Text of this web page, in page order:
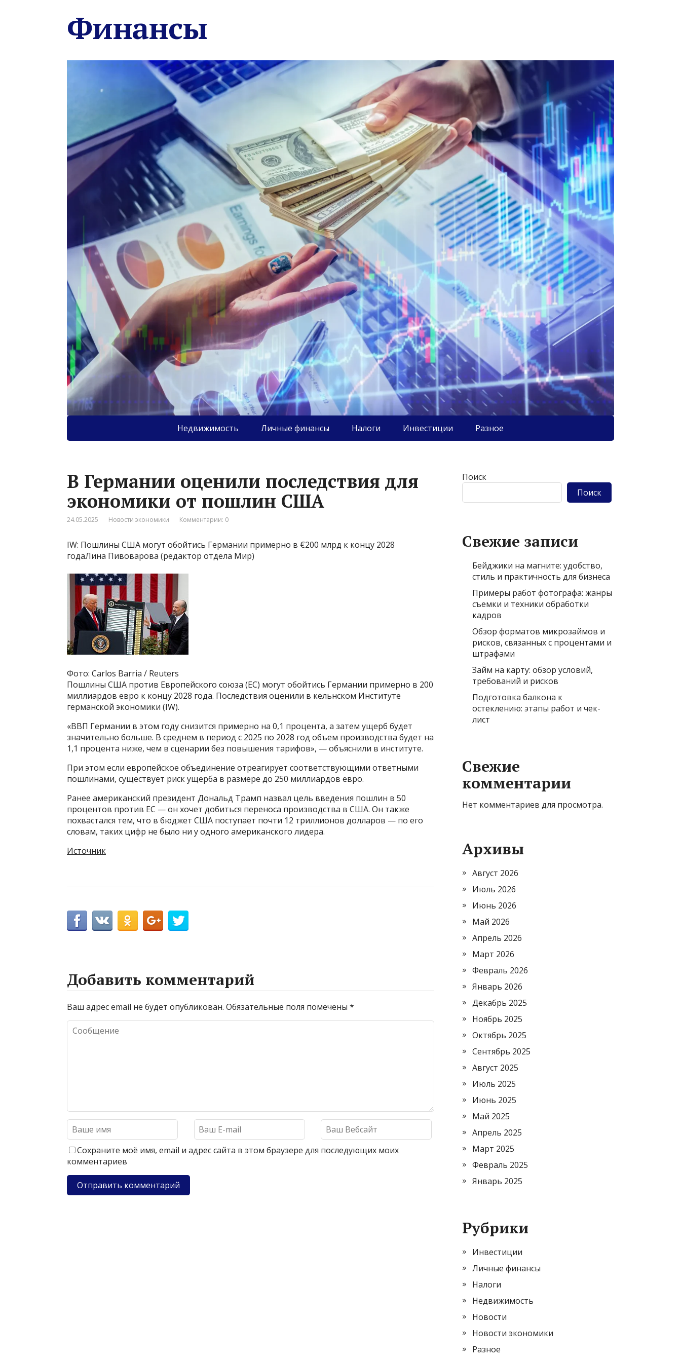
Финансы
Недвижимость Личные финансы Налоги Инвестиции Разное
В Германии оценили последствия для
экономики от пошлин США
24.05.2025 Новости экономики Комментарии: 0
IW: Пошлины США могут обойтись Германии примерно в €200 млрд к концу 2028
годаЛина Пивоварова (редактор отдела Мир)
Фото: Carlos Barria / Reuters
Пошлины США против Европейского союза (ЕС) могут обойтись Германии примерно в 200
миллиардов евро к концу 2028 года. Последствия оценили в кельнском Институте
германской экономики (IW).
«ВВП Германии в этом году снизится примерно на 0,1 процента, а затем ущерб будет
значительно больше. В среднем в период с 2025 по 2028 год объем производства будет на
1,1 процента ниже, чем в сценарии без повышения тарифов», — объяснили в институте.
При этом если европейское объединение отреагирует соответствующими ответными
пошлинами, существует риск ущерба в размере до 250 миллиардов евро.
Ранее американский президент Дональд Трамп назвал цель введения пошлин в 50
процентов против ЕС — он хочет добиться переноса производства в США. Он также
похвастался тем, что в бюджет США поступает почти 12 триллионов долларов — по его
словам, таких цифр не было ни у одного американского лидера.
Источник
Добавить комментарий
Ваш адрес email не будет опубликован. Обязательные поля помечены *
Сохраните моё имя, email и адрес сайта в этом браузере для последующих моих
комментариев
Поиск
Поиск
Свежие записи
Бейджики на магните: удобство,
стиль и практичность для бизнеса
Примеры работ фотографа: жанры
съемки и техники обработки
кадров
Обзор форматов микрозаймов и
рисков, связанных с процентами и
штрафами
Займ на карту: обзор условий,
требований и рисков
Подготовка балкона к
остеклению: этапы работ и чек-
лист
Свежие
комментарии
Нет комментариев для просмотра.
Архивы
Август 2026
Июль 2026
Июнь 2026
Май 2026
Апрель 2026
Март 2026
Февраль 2026
Январь 2026
Декабрь 2025
Ноябрь 2025
Октябрь 2025
Сентябрь 2025
Август 2025
Июль 2025
Июнь 2025
Май 2025
Апрель 2025
Март 2025
Февраль 2025
Январь 2025
Рубрики
Инвестиции
Личные финансы
Налоги
Недвижимость
Новости
Новости экономики
Разное